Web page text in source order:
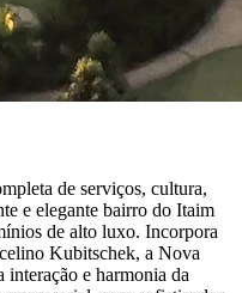
de serviços, cultura,
e elegante bairro do Itaim
de alto luxo. Incorpora
Kubitschek, a Nova
interação e harmonia da